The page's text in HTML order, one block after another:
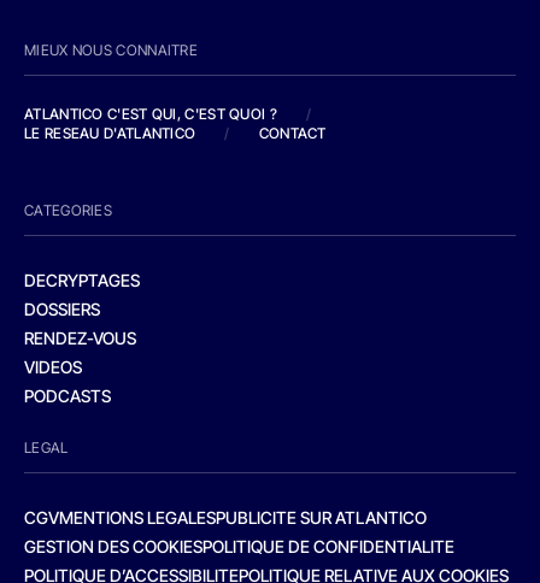
MIEUX NOUS CONNAITRE
ATLANTICO C'EST QUI, C'EST QUOI ?
/
LE RESEAU D'ATLANTICO
/ CONTACT
CATEGORIES
DECRYPTAGES
DOSSIERS
RENDEZ-VOUS
VIDEOS
PODCASTS
LEGAL
CGVMENTIONS LEGALESPUBLICITE SUR ATLANTICO
GESTION DES COOKIESPOLITIQUE DE CONFIDENTIALITE
POLITIQUE D’ACCESSIBILITEPOLITIQUE RELATIVE AUX COOKIES